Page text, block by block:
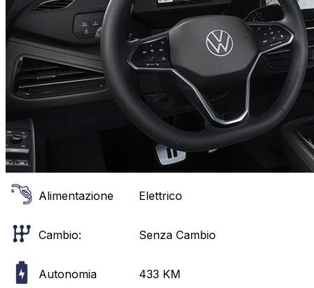
Alimentazione Elettrico
Cambio: Senza Cambio
Autonomia 433 KM